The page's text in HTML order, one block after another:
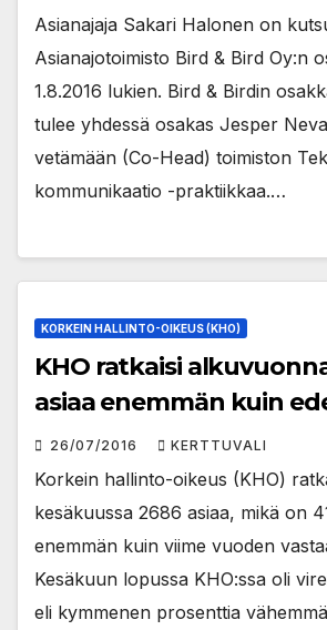
Asianajaja Sakari Halonen on
Asianajotoimisto Bird & Bird Oy:n
1.8.2016 lukien. Bird & Birdin
tulee yhdessä osakas Jesper
vetämään (Co-Head) toimiston
kommunikaatio -praktiikkaa.…
KORKEIN HALLINTO-OIKEUS (KHO)
KHO ratkaisi
asiaa enemmän kuin
26/07/2016 KERTTUVALI
Korkein hallinto-oikeus (KHO)
kesäkuussa 2686 asiaa, mikä on
enemmän kuin viime vuoden
Kesäkuun lopussa KHO:ssa oli
eli kymmenen prosenttia